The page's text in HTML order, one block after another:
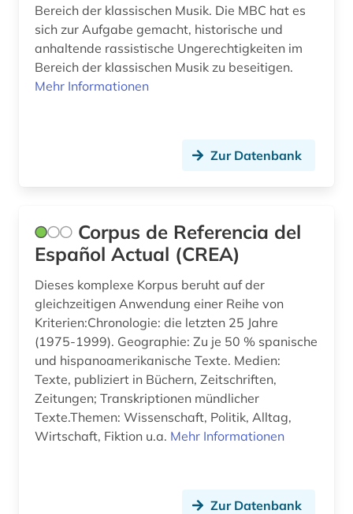
kleidung (1)
kommunikationswissenschaft (1)
komponist (1)
kostenrechnung (1)
kulturwissenschaften (1)
kunst (6)
kunstgeschichte (3)
künste (1)
künstler (1)
Bereich der klassischen Musik. Die MBC hat es
sich zur Aufgabe gemacht, historische und
anhaltende rassistische Ungerechtigkeiten im
Bereich der klassischen Musik zu beseitigen.
Mehr Informationen
Zur Datenbank
Corpus de Referencia del
Español Actual (CREA)
Dieses komplexe Korpus beruht auf der
gleichzeitigen Anwendung einer Reihe von
Kriterien:Chronologie: die letzten 25 Jahre
(1975-1999). Geographie: Zu je 50 % spanische
und hispanoamerikanische Texte. Medien:
Texte, publiziert in Büchern, Zeitschriften,
Zeitungen; Transkriptionen mündlicher
Texte.Themen: Wissenschaft, Politik, Alltag,
Wirtschaft, Fiktion u.a. Mehr Informationen
Zur Datenbank